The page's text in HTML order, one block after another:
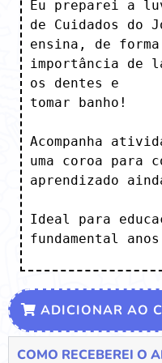
Eu preparei a
de Cuidados do
ensina, de
importância de
os dentes e
tomar banho!
Acompanha
uma coroa para
aprendizado
Ideal para
fundamental
ADICIONAR AO
COMO RECEBEREI O